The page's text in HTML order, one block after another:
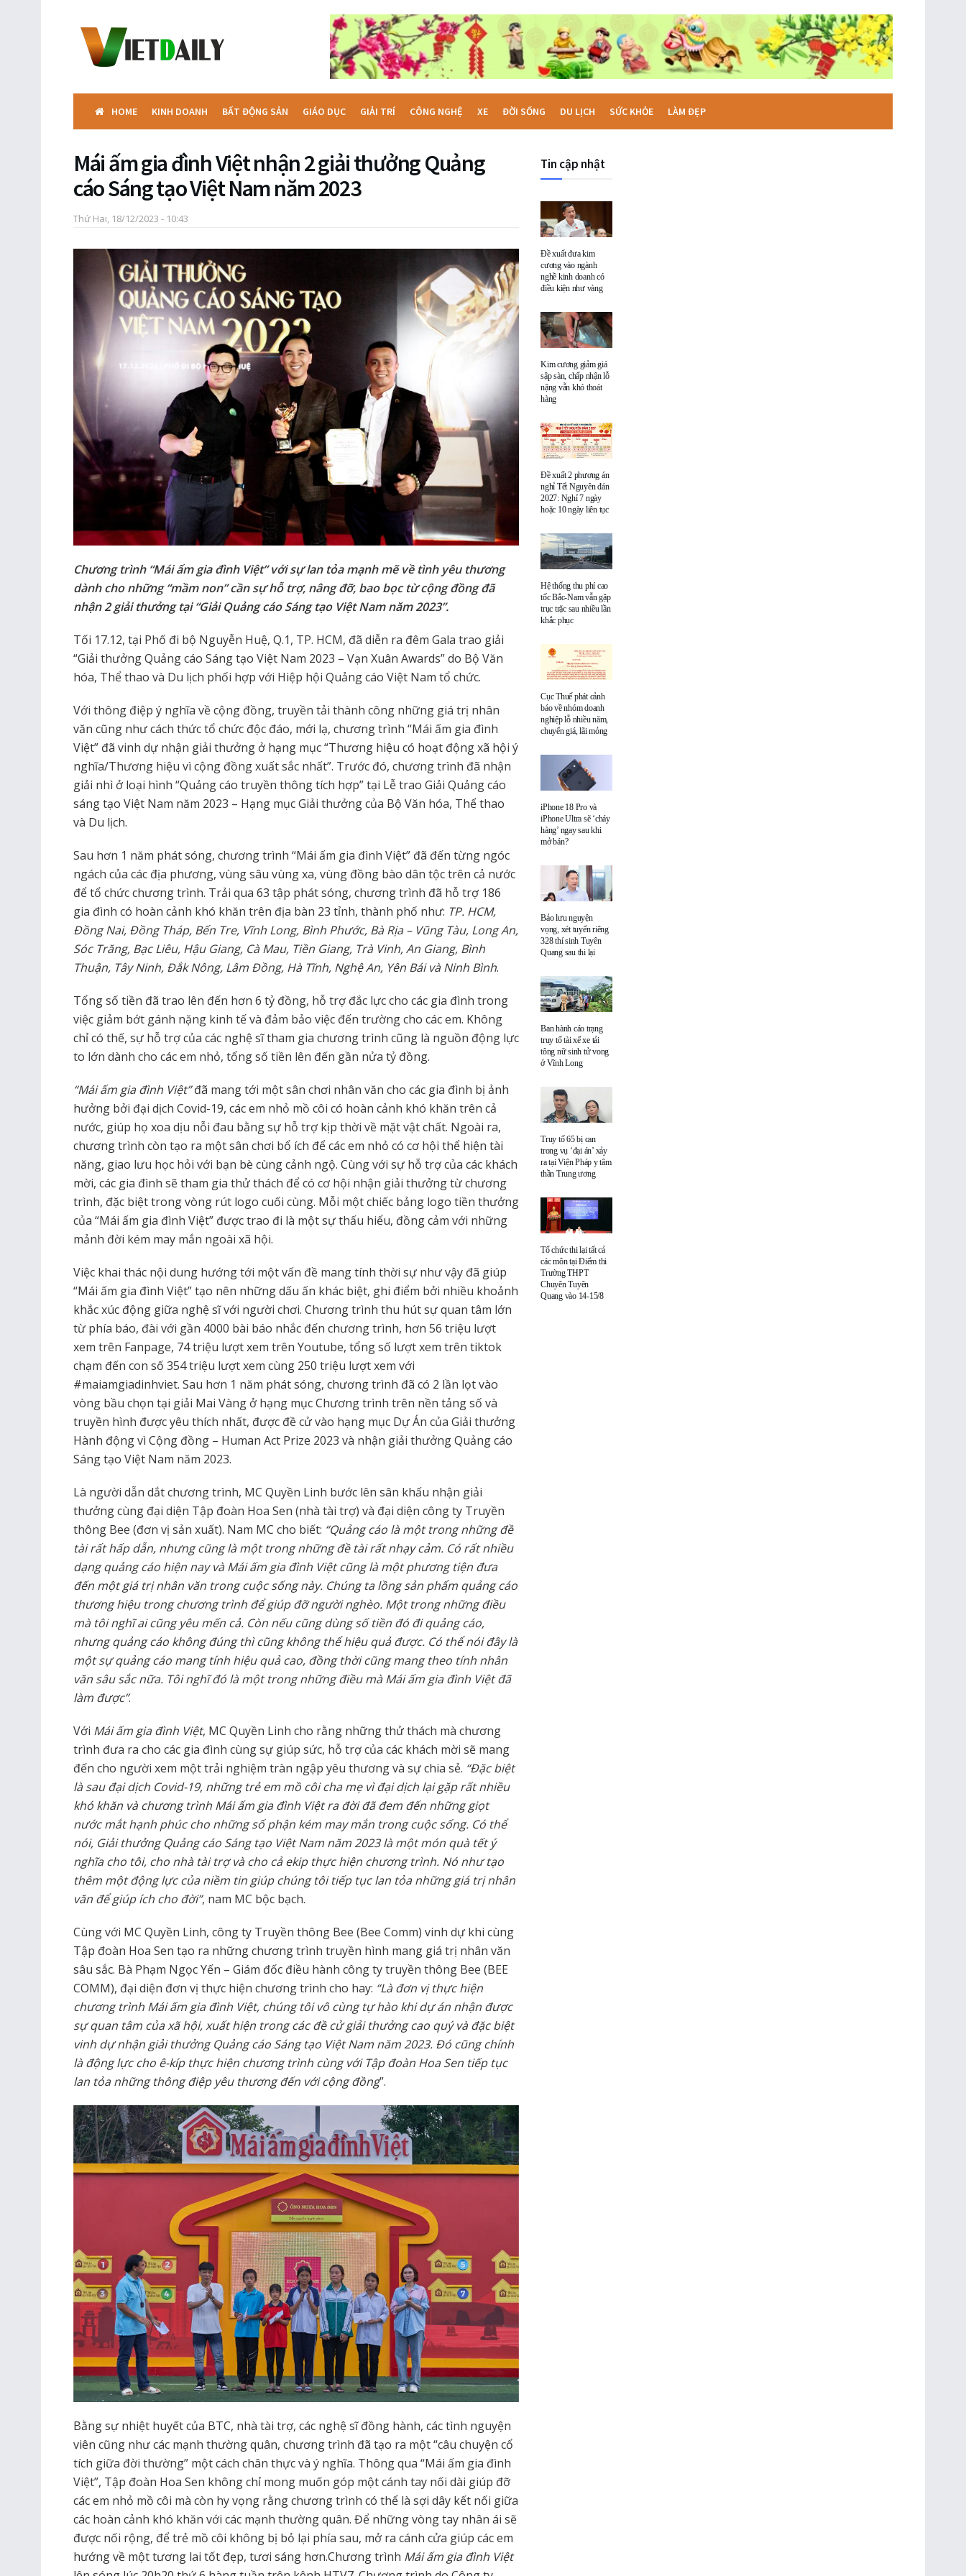
HOME KINH DOANH BẤT ĐỘNG SẢN GIÁO DỤC GIẢI TRÍ CÔNG NGHỆ XE ĐỜI SỐNG DU LỊCH SỨC KHỎE LÀM ĐẸP
Mái ấm gia đình Việt nhận 2 giải thưởng Quảng
cáo Sáng tạo Việt Nam năm 2023
Thứ Hai, 18/12/2023 - 10:43
Chương trình “Mái ấm gia đình Việt” với sự lan tỏa mạnh mẽ về tình yêu thương
dành cho những “mầm non” cần sự hỗ trợ, nâng đỡ, bao bọc từ cộng đồng đã
nhận 2 giải thưởng tại “Giải Quảng cáo Sáng tạo Việt Nam năm 2023”.
Tối 17.12, tại Phố đi bộ Nguyễn Huệ, Q.1, TP. HCM, đã diễn ra đêm Gala trao giải
“Giải thưởng Quảng cáo Sáng tạo Việt Nam 2023 – Vạn Xuân Awards” do Bộ Văn
hóa, Thể thao và Du lịch phối hợp với Hiệp hội Quảng cáo Việt Nam tổ chức.
Với thông điệp ý nghĩa về cộng đồng, truyền tải thành công những giá trị nhân
văn cũng như cách thức tổ chức độc đáo, mới lạ, chương trình “Mái ấm gia đình
Việt” đã vinh dự nhận giải thưởng ở hạng mục “Thương hiệu có hoạt động xã hội ý
nghĩa/Thương hiệu vì cộng đồng xuất sắc nhất”. Trước đó, chương trình đã nhận
giải nhì ở loại hình “Quảng cáo truyền thông tích hợp” tại Lễ trao Giải Quảng cáo
sáng tạo Việt Nam năm 2023 – Hạng mục Giải thưởng của Bộ Văn hóa, Thể thao
và Du lịch.
Sau hơn 1 năm phát sóng, chương trình “Mái ấm gia đình Việt” đã đến từng ngóc
ngách của các địa phương, vùng sâu vùng xa, vùng đồng bào dân tộc trên cả nước
để tổ chức chương trình. Trải qua 63 tập phát sóng, chương trình đã hỗ trợ 186
gia đình có hoàn cảnh khó khăn trên địa bàn 23 tỉnh, thành phố như: TP. HCM,
Đồng Nai, Đồng Tháp, Bến Tre, Vĩnh Long, Bình Phước, Bà Rịa – Vũng Tàu, Long An,
Sóc Trăng, Bạc Liêu, Hậu Giang, Cà Mau, Tiền Giang, Trà Vinh, An Giang, Bình
Thuận, Tây Ninh, Đắk Nông, Lâm Đồng, Hà Tĩnh, Nghệ An, Yên Bái và Ninh Bình.
Tổng số tiền đã trao lên đến hơn 6 tỷ đồng, hỗ trợ đắc lực cho các gia đình trong
việc giảm bớt gánh nặng kinh tế và đảm bảo việc đến trường cho các em. Không
chỉ có thế, sự hỗ trợ của các nghệ sĩ tham gia chương trình cũng là nguồn động lực
to lớn dành cho các em nhỏ, tổng số tiền lên đến gần nửa tỷ đồng.
“Mái ấm gia đình Việt”đã mang tới một sân chơi nhân văn cho các gia đình bị ảnh
hưởng bởi đại dịch Covid-19, các em nhỏ mồ côi có hoàn cảnh khó khăn trên cả
nước, giúp họ xoa dịu nỗi đau bằng sự hỗ trợ kịp thời về mặt vật chất. Ngoài ra,
chương trình còn tạo ra một sân chơi bổ ích để các em nhỏ có cơ hội thể hiện tài
năng, giao lưu học hỏi với bạn bè cùng cảnh ngộ. Cùng với sự hỗ trợ của các khách
mời, các gia đình sẽ tham gia thử thách để có cơ hội nhận giải thưởng từ chương
trình, đặc biệt trong vòng rút logo cuối cùng. Mỗi một chiếc bảng logo tiền thưởng
của “Mái ấm gia đình Việt” được trao đi là một sự thấu hiểu, đồng cảm với những
mảnh đời kém may mắn ngoài xã hội.
Việc khai thác nội dung hướng tới một vấn đề mang tính thời sự như vậy đã giúp
“Mái ấm gia đình Việt” tạo nên những dấu ấn khác biệt, ghi điểm bởi nhiều khoảnh
khắc xúc động giữa nghệ sĩ với người chơi. Chương trình thu hút sự quan tâm lớn
từ phía báo, đài với gần 4000 bài báo nhắc đến chương trình, hơn 56 triệu lượt
xem trên Fanpage, 74 triệu lượt xem trên Youtube, tổng số lượt xem trên tiktok
chạm đến con số 354 triệu lượt xem cùng 250 triệu lượt xem với
#maiamgiadinhviet. Sau hơn 1 năm phát sóng, chương trình đã có 2 lần lọt vào
vòng bầu chọn tại giải Mai Vàng ở hạng mục Chương trình trên nền tảng số và
truyền hình được yêu thích nhất, được đề cử vào hạng mục Dự Án của Giải thưởng
Hành động vì Cộng đồng – Human Act Prize 2023 và nhận giải thưởng Quảng cáo
Sáng tạo Việt Nam năm 2023.
Là người dẫn dắt chương trình, MC Quyền Linh bước lên sân khấu nhận giải
thưởng cùng đại diện Tập đoàn Hoa Sen (nhà tài trợ) và đại diện công ty Truyền
thông Bee (đơn vị sản xuất). Nam MC cho biết: “Quảng cáo là một trong những đề
tài rất hấp dẫn, nhưng cũng là một trong những đề tài rất nhạy cảm. Có rất nhiều
dạng quảng cáo hiện nay và Mái ấm gia đình Việt cũng là một phương tiện đưa
đến một giá trị nhân văn trong cuộc sống này. Chúng ta lồng sản phẩm quảng cáo
thương hiệu trong chương trình để giúp đỡ người nghèo. Một trong những điều
mà tôi nghĩ ai cũng yêu mến cả. Còn nếu cũng dùng số tiền đó đi quảng cáo,
nhưng quảng cáo không đúng thì cũng không thể hiệu quả được. Có thể nói đây là
một sự quảng cáo mang tính hiệu quả cao, đồng thời cũng mang theo tính nhân
văn sâu sắc nữa. Tôi nghĩ đó là một trong những điều mà Mái ấm gia đình Việt đã
làm được”.
Với Mái ấm gia đình Việt, MC Quyền Linh cho rằng những thử thách mà chương
trình đưa ra cho các gia đình cùng sự giúp sức, hỗ trợ của các khách mời sẽ mang
đến cho người xem một trải nghiệm tràn ngập yêu thương và sự chia sẻ. “Đặc biệt
là sau đại dịch Covid-19, những trẻ em mồ côi cha mẹ vì đại dịch lại gặp rất nhiều
khó khăn và chương trình Mái ấm gia đình Việt ra đời đã đem đến những giọt
nước mắt hạnh phúc cho những số phận kém may mắn trong cuộc sống. Có thể
nói, Giải thưởng Quảng cáo Sáng tạo Việt Nam năm 2023 là một món quà tết ý
nghĩa cho tôi, cho nhà tài trợ và cho cả ekip thực hiện chương trình. Nó như tạo
thêm một động lực của niềm tin giúp chúng tôi tiếp tục lan tỏa những giá trị nhân
văn để giúp ích cho đời”, nam MC bộc bạch.
Cùng với MC Quyền Linh, công ty Truyền thông Bee (Bee Comm) vinh dự khi cùng
Tập đoàn Hoa Sen tạo ra những chương trình truyền hình mang giá trị nhân văn
sâu sắc. Bà Phạm Ngọc Yến – Giám đốc điều hành công ty truyền thông Bee (BEE
COMM), đại diện đơn vị thực hiện chương trình cho hay: “Là đơn vị thực hiện
chương trình Mái ấm gia đình Việt, chúng tôi vô cùng tự hào khi dự án nhận được
sự quan tâm của xã hội, xuất hiện trong các đề cử giải thưởng cao quý và đặc biệt
vinh dự nhận giải thưởng Quảng cáo Sáng tạo Việt Nam năm 2023. Đó cũng chính
là động lực cho ê-kíp thực hiện chương trình cùng với Tập đoàn Hoa Sen tiếp tục
lan tỏa những thông điệp yêu thương đến với cộng đồng”.
Bằng sự nhiệt huyết của BTC, nhà tài trợ, các nghệ sĩ đồng hành, các tình nguyện
viên cũng như các mạnh thường quân, chương trình đã tạo ra một “câu chuyện cổ
tích giữa đời thường” một cách chân thực và ý nghĩa. Thông qua “Mái ấm gia đình
Việt”, Tập đoàn Hoa Sen không chỉ mong muốn góp một cánh tay nối dài giúp đỡ
các em nhỏ mồ côi mà còn hy vọng rằng chương trình có thể là sợi dây kết nối giữa
các hoàn cảnh khó khăn với các mạnh thường quân. Để những vòng tay nhân ái sẽ
được nối rộng, để trẻ mồ côi không bị bỏ lại phía sau, mở ra cánh cửa giúp các em
hướng về một tương lai tốt đẹp, tươi sáng hơn.Chương trình Mái ấm gia đình Việt
Tin cập nhật
Đề xuất đưa kim
cương vào ngành
nghề kinh doanh có
điều kiện như vàng
Kim cương giảm giá
sập sàn, chấp nhận lỗ
nặng vẫn khó thoát
hàng
Đề xuất 2 phương án
nghỉ Tết Nguyên đán
2027: Nghỉ 7 ngày
hoặc 10 ngày liên tục
Hệ thống thu phí cao
tốc Bắc-Nam vẫn gặp
trục trặc sau nhiều lần
khắc phục
Cục Thuế phát cảnh
báo về nhóm doanh
nghiệp lỗ nhiều năm,
chuyển giá, lãi mỏng
iPhone 18 Pro và
iPhone Ultra sẽ ‘cháy
hàng’ ngay sau khi
mở bán?
Bảo lưu nguyện
vọng, xét tuyển riêng
328 thí sinh Tuyên
Quang sau thi lại
Ban hành cáo trạng
truy tố tài xế xe tải
tông nữ sinh tử vong
ở Vĩnh Long
Truy tố 65 bị can
trong vụ ‘đại án’ xảy
ra tại Viện Pháp y tâm
thần Trung ương
Tổ chức thi lại tất cả
các môn tại Điểm thi
Trường THPT
Chuyên Tuyên
Quang vào 14-15/8